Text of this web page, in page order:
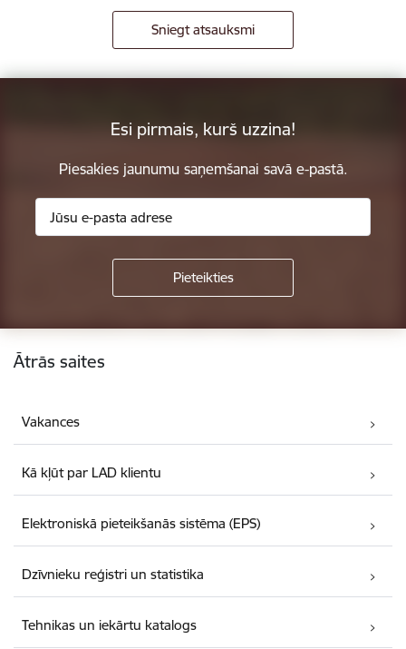
Sniegt atsauksmi
Esi pirmais, kurš uzzina!
Piesakies jaunumu saņemšanai savā e-pastā.
Kājene
Ātrās saites
Vakances
Kā kļūt par LAD klientu
Elektroniskā pieteikšanās sistēma (EPS)
Dzīvnieku reģistri un statistika
Tehnikas un iekārtu katalogs